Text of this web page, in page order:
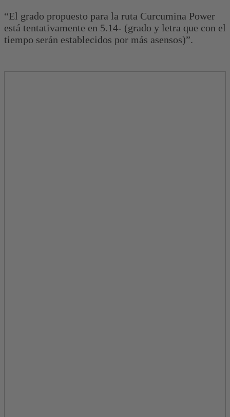
“El grado propuesto para la ruta Curcumina Power
está tentativamente en 5.14- (grado y letra que con el
tiempo serán establecidos por más asensos)”.